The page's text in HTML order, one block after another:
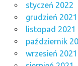
styczeń 2022
grudzień 2021
listopad 2021
październik
wrzesień 2021